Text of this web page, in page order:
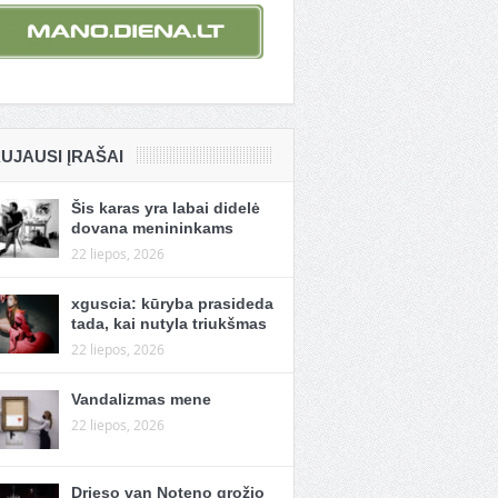
ĮRAŠAI
Šis karas yra labai didelė
dovana menininkams
22 liepos, 2026
xguscia: kūryba prasideda
tada, kai nutyla triukšmas
22 liepos, 2026
Vandalizmas mene
22 liepos, 2026
Drieso van Noteno grožio